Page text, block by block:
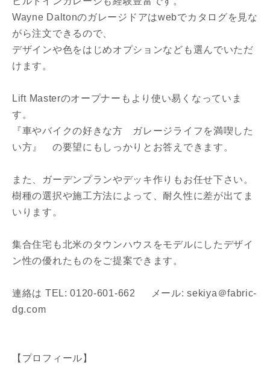
Wayne Daltonのガレージドアはwebでカタログを見な
がら注文できるので、
デザインや色をはじめオプションなども選んでいただ
けます。
Lift Masterのオープナーもより使い易くなっていま
す。
『車やバイクの好きな方 ガレージライフを満喫した
い方』 の要望にもしっかりとお答えできます。
また、ガーデンプランやデッキ作りもお任せ下さい。
樹種の選択や施工方法によって、耐久性に差が出てま
いります。
集合住宅も北米のタウンハウスをモデルにしたデザイ
ン性の優れたものをご提案できます。
連絡は TEL: 0120-601-662 メール: sekiya＠fabric-
dg.com
【プロフィール】
希望の予算
万円〜 万円
完成希望時期
同居する家族構成
当社はお客様からいただいた個人情報を，お客様が指定され
専門家の都合により、資料の送付が遅くなったり、送付
できない場合があります。あらかじめご了承ください。
閉じる
閉じる